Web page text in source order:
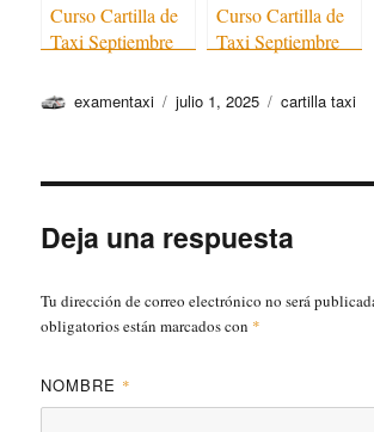
Curso Cartilla de
Taxi Septiembre
Curso Cartilla de
Taxi Septiembre
Autor
examentaxi
Publicado
julio 1, 2025 Categorías
cartilla taxi
Deja una respuesta
Tu dirección de correo electrónico no será
obligatorios están marcados con *
NOMBRE *